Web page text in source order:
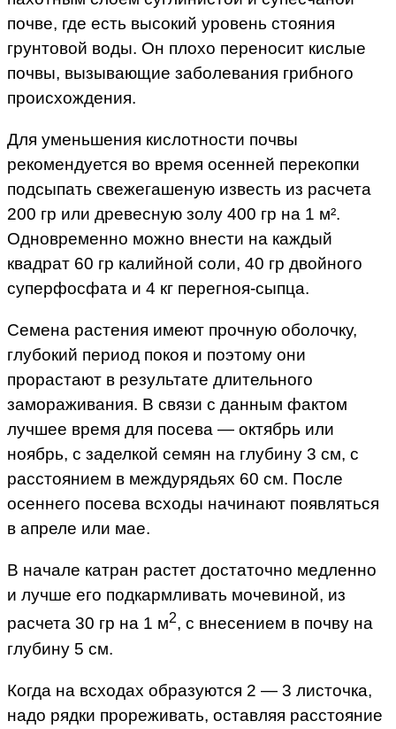
почве, где есть высокий уровень стояния
грунтовой воды. Он плохо переносит кислые
почвы, вызывающие заболевания грибного
происхождения.
Для уменьшения кислотности почвы
рекомендуется во время осенней перекопки
подсыпать свежегашеную известь из расчета
200 гр или древесную золу 400 гр на 1 м².
Одновременно можно внести на каждый
квадрат 60 гр калийной соли, 40 гр двойного
суперфосфата и 4 кг перегноя-сыпца.
Семена растения имеют прочную оболочку,
глубокий период покоя и поэтому они
прорастают в результате длительного
замораживания. В связи с данным фактом
лучшее время для посева — октябрь или
ноябрь, с заделкой семян на глубину 3 см, с
расстоянием в междурядьях 60 см. После
осеннего посева всходы начинают появляться
в апреле или мае.
В начале катран растет достаточно медленно
и лучше его подкармливать мочевиной, из
расчета 30 гр на 1 м2, с внесением в почву на
глубину 5 см.
Когда на всходах образуются 2 — 3 листочка,
надо рядки прореживать, оставляя расстояние